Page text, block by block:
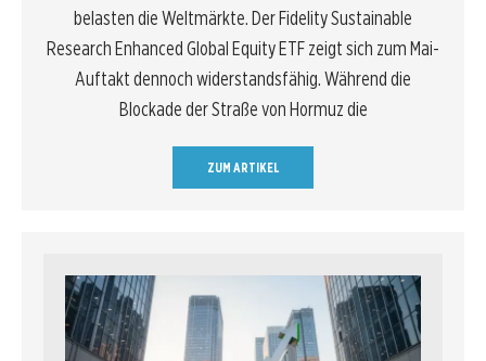
belasten die Weltmärkte. Der Fidelity Sustainable
Research Enhanced Global Equity ETF zeigt sich zum Mai-
Auftakt dennoch widerstandsfähig. Während die
Blockade der Straße von Hormuz die
ZUM ARTIKEL